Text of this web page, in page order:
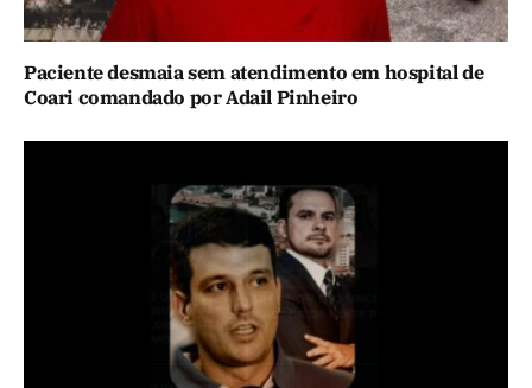
Paciente desmaia sem atendimento em hospital de
Coari comandado por Adail Pinheiro